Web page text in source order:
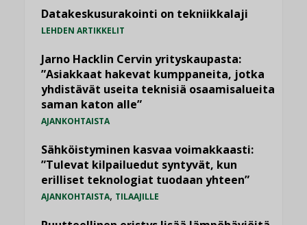
Datakeskusurakointi on tekniikkalaji
LEHDEN ARTIKKELIT
Jarno Hacklin Cervin yrityskaupasta:
”Asiakkaat hakevat kumppaneita, jotka
yhdistävät useita teknisiä osaamisalueita
saman katon alle”
AJANKOHTAISTA
Sähköistyminen kasvaa voimakkaasti:
”Tulevat kilpailuedut syntyvät, kun
erilliset teknologiat tuodaan yhteen”
AJANKOHTAISTA, TILAAJILLE